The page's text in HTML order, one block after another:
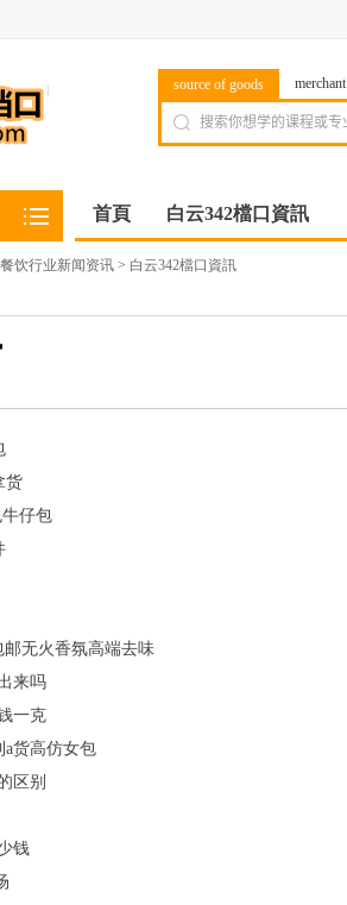
source of goods merchant
首頁 白云342檔口資訊
餐饮行业新闻资讯 > 白云342檔口資訊
货
仔包
邮无火香氛高端去味
来吗
一克
a货高仿女包
区别
钱